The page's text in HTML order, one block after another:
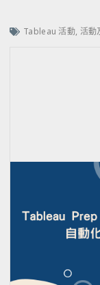
Tableau 活動, 活動